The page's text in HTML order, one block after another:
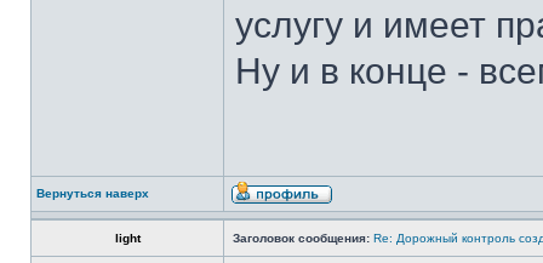
услугу и имеет
Ну и в конце -
Вернуться наверх
light Заголовок сообщения: Re: Дорожный контроль